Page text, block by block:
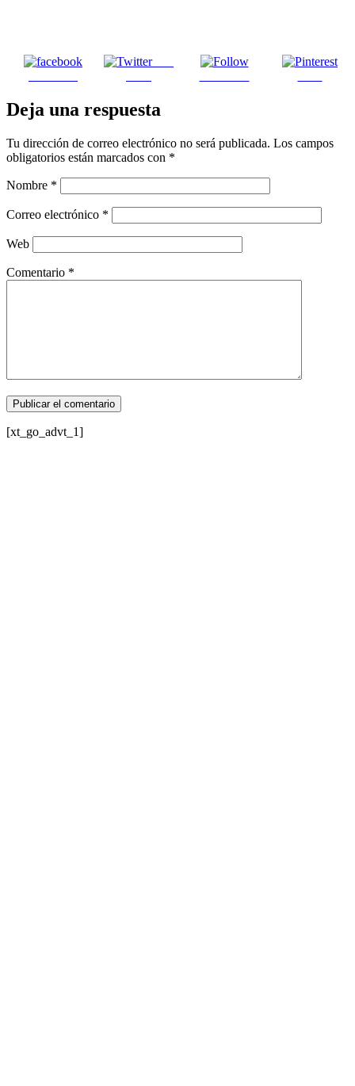
Post
Deja una respuesta
Tu dirección de correo electrónico no será publicada. Los campos
obligatorios están marcados con *
Nombre *
Correo electrónico *
Web
Comentario *
[xt_go_advt_1]